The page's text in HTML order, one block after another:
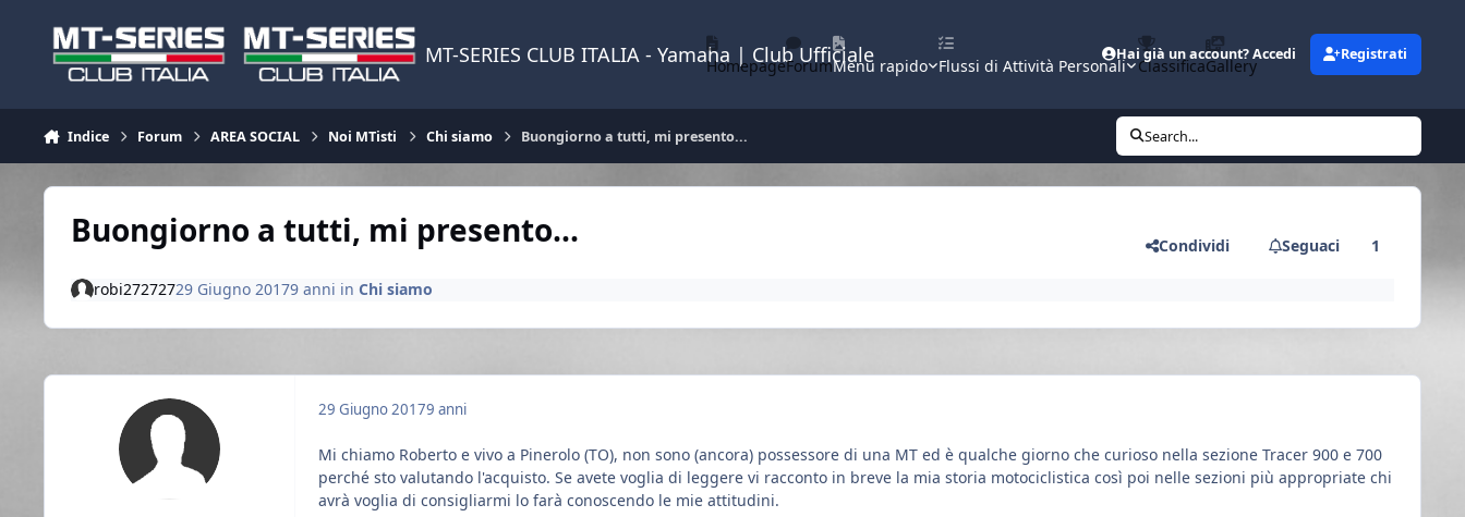
MT-SERIES CLUB ITALIA - Yamaha | Club Ufficiale
HomepageForumMenu rapido Flussi di Attività Personali ClassificaGallery
Hai già un account? Accedi Registrati
Indice Forum AREA SOCIAL Noi MTisti Chi siamo Buongiorno a tutti, mi presento... Search...
Buongiorno a tutti, mi presento... Condividi Seguaci 1
robi27272729 Giugno 20179 anni in Chi siamo
29 Giugno 20179 anni
Mi chiamo Roberto e vivo a Pinerolo (TO), non sono (ancora) possessore di una MT ed è qualche giorno che curioso nella sezione Tracer 900 e 700
perché sto valutando l'acquisto. Se avete voglia di leggere vi racconto in breve la mia storia motociclistica così poi nelle sezioni più appropriate chi
avrà voglia di consigliarmi lo farà conoscendo le mie attitudini.